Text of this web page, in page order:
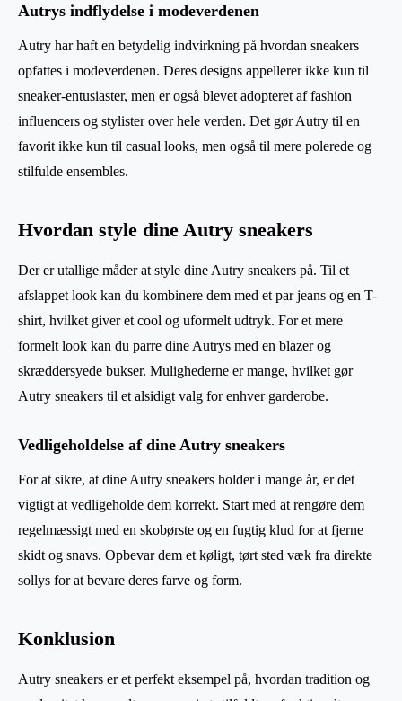
Autrys indflydelse i modeverdenen
Autry har haft en betydelig indvirkning på hvordan sneakers
opfattes i modeverdenen. Deres designs appellerer ikke kun til
sneaker-entusiaster, men er også blevet adopteret af fashion
influencers og stylister over hele verden. Det gør Autry til en
favorit ikke kun til casual looks, men også til mere polerede og
stilfulde ensembles.
Hvordan style dine Autry sneakers
Der er utallige måder at style dine Autry sneakers på. Til et
afslappet look kan du kombinere dem med et par jeans og en T-
shirt, hvilket giver et cool og uformelt udtryk. For et mere
formelt look kan du parre dine Autrys med en blazer og
skræddersyede bukser. Mulighederne er mange, hvilket gør
Autry sneakers til et alsidigt valg for enhver garderobe.
Vedligeholdelse af dine Autry sneakers
For at sikre, at dine Autry sneakers holder i mange år, er det
vigtigt at vedligeholde dem korrekt. Start med at rengøre dem
regelmæssigt med en skobørste og en fugtig klud for at fjerne
skidt og snavs. Opbevar dem et køligt, tørt sted væk fra direkte
sollys for at bevare deres farve og form.
Konklusion
Autry sneakers er et perfekt eksempel på, hvordan tradition og